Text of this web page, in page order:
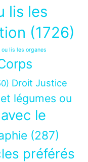
lis les
(1726)
ou lis les organes
Droit Justice
légumes ou
le
(287)
préférés